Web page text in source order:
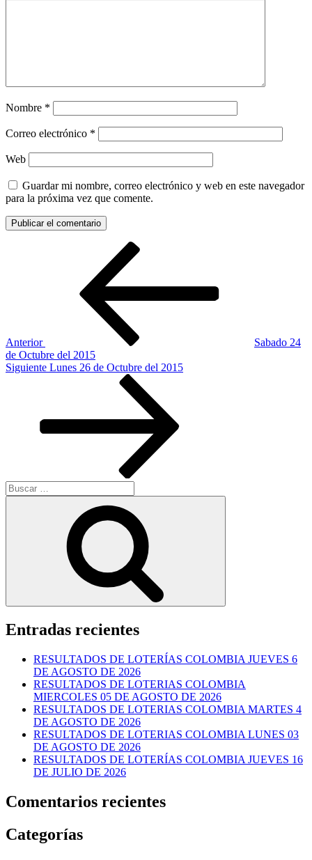
Nombre *
Correo electrónico *
Web
Guardar mi nombre, correo electrónico y web en este navegador
para la próxima vez que comente.
Anterior
Sabado 24
de Octubre del 2015
Siguiente
Siguiente Lunes 26 de Octubre del 2015
Buscar
por:
Entradas recientes
RESULTADOS DE LOTERÍAS COLOMBIA JUEVES 6
DE AGOSTO DE 2026
RESULTADOS DE LOTERIAS COLOMBIA
MIERCOLES 05 DE AGOSTO DE 2026
RESULTADOS DE LOTERIAS COLOMBIA MARTES 4
DE AGOSTO DE 2026
RESULTADOS DE LOTERIAS COLOMBIA LUNES 03
DE AGOSTO DE 2026
RESULTADOS DE LOTERÍAS COLOMBIA JUEVES 16
DE JULIO DE 2026
Comentarios recientes
Categorías